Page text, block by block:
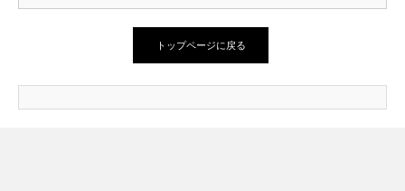
トップページに戻る